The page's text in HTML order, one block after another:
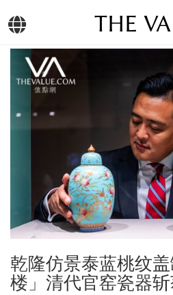
THE
乾隆仿景泰蓝桃纹
楼」清代官窑瓷器